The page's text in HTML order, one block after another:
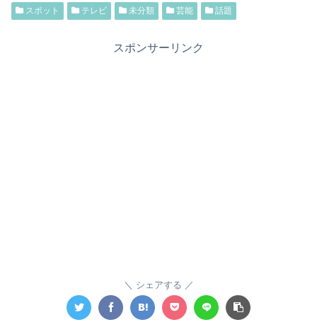
スポット テレビ 未分類 芸能 話題
スポンサーリンク
シェアする